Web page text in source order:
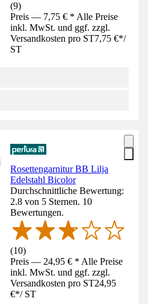
(9)
Preis — 7,75 € * Alle Preise
inkl. MwSt. und ggf. zzgl.
Versandkosten pro ST7,75 €*/
ST
Rosettengarnitur BB Lilja
Edelstahl Bicolor
Durchschnittliche Bewertung:
2.8 von 5 Sternen. 10
Bewertungen.
(10)
Preis — 24,95 € * Alle Preise
inkl. MwSt. und ggf. zzgl.
Versandkosten pro ST24,95
€*/ ST